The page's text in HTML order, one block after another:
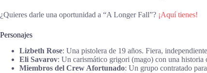
¿Quieres darle una oportunidad a “A Longer Fall”? ¡Aquí tienes!
Personajes
Lizbeth Rose: Una pistolera de 19 años. Fiera,
Eli Savarov: Un carismático grigori (mago) con una
Miembros del Crew Afortunado: Un grupo contratado